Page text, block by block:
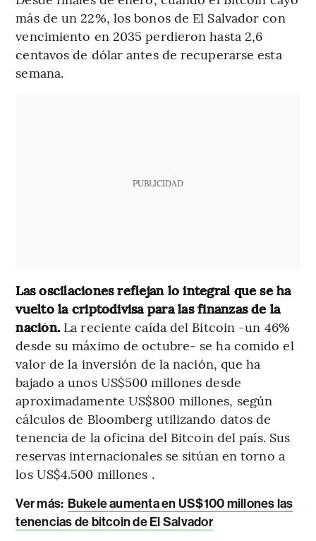
más de un 22%, los bonos de El Salvador con
vencimiento en 2035 perdieron hasta 2,6
centavos de dólar antes de recuperarse esta
semana.
PUBLICIDAD
Las oscilaciones reflejan lo integral que se ha
vuelto la criptodivisa para las finanzas de la
nación. La reciente caída del Bitcoin -un 46%
desde su máximo de octubre- se ha comido el
valor de la inversión de la nación, que ha
bajado a unos US$500 millones desde
aproximadamente US$800 millones, según
cálculos de Bloomberg utilizando datos de
tenencia de la oficina del Bitcoin del país. Sus
reservas internacionales se sitúan en torno a
los US$4.500 millones .
Ver más: Bukele aumenta en US$100 millones las
tenencias de bitcoin de El Salvador